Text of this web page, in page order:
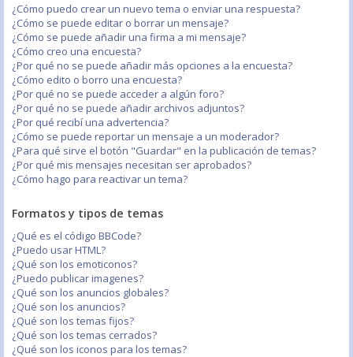
¿Cómo puedo crear un nuevo tema o enviar una respuesta?
¿Cómo se puede editar o borrar un mensaje?
¿Cómo se puede añadir una firma a mi mensaje?
¿Cómo creo una encuesta?
¿Por qué no se puede añadir más opciones a la encuesta?
¿Cómo edito o borro una encuesta?
¿Por qué no se puede acceder a algún foro?
¿Por qué no se puede añadir archivos adjuntos?
¿Por qué recibí una advertencia?
¿Cómo se puede reportar un mensaje a un moderador?
¿Para qué sirve el botón "Guardar" en la publicación de temas?
¿Por qué mis mensajes necesitan ser aprobados?
¿Cómo hago para reactivar un tema?
Formatos y tipos de temas
¿Qué es el código BBCode?
¿Puedo usar HTML?
¿Qué son los emoticonos?
¿Puedo publicar imagenes?
¿Qué son los anuncios globales?
¿Qué son los anuncios?
¿Qué son los temas fijos?
¿Qué son los temas cerrados?
¿Qué son los iconos para los temas?